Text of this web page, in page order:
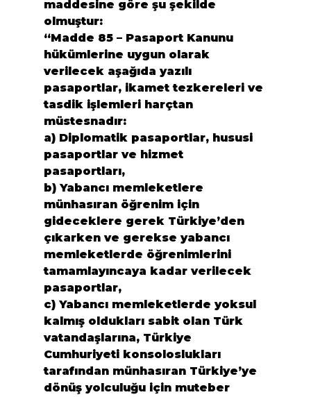
maddesine göre şu şekilde
olmuştur:
“Madde 85 – Pasaport Kanunu
hükümlerine uygun olarak
verilecek aşağıda yazılı
pasaportlar, ikamet tezkereleri ve
tasdik işlemleri harçtan
müstesnadır:
a) Diplomatik pasaportlar, hususi
pasaportlar ve hizmet
pasaportları,
b) Yabancı memleketlere
münhasıran öğrenim için
gideceklere gerek Türkiye’den
çıkarken ve gerekse yabancı
memleketlerde öğrenimlerini
tamamlayıncaya kadar verilecek
pasaportlar,
c) Yabancı memleketlerde yoksul
kalmış oldukları sabit olan Türk
vatandaşlarına, Türkiye
Cumhuriyeti konsoloslukları
tarafından münhasıran Türkiye’ye
dönüş yolculuğu için muteber